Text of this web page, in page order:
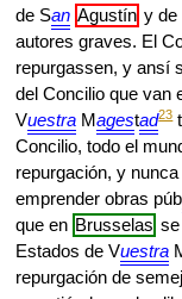
de San Agustín y de
autores graves. El
repurgassen, y ansí
del Concilio que van
Vuestra Magestad23
Concilio, todo el
repurgación, y
emprender obras púb
que en Brusselas
Estados de Vuestra
repurgación de